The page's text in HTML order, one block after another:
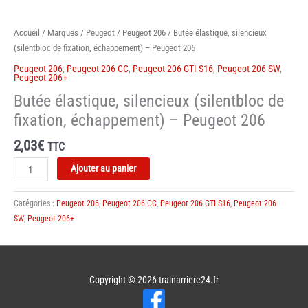
Accueil / Marques / Peugeot / Peugeot 206 / Butée élastique, silencieux
(silentbloc de fixation, échappement) – Peugeot 206
Peugeot 206, Peugeot 206 CC, Peugeot 206 GTI S16, Peugeot 206 SW,
Peugeot 206+
Butée élastique, silencieux (silentbloc de
fixation, échappement) – Peugeot 206
2,03€ TTC
quantité
de
Butée
élastique,
silencieux
Ajouter au panier
Catégories : Peugeot 206, Peugeot 206 CC, Peugeot 206 GTI S16, Peugeot 206
SW, Peugeot 206+
Copyright © 2026trainarriere24.fr